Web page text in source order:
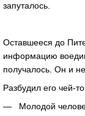
запуталось.
Оставшееся до
информацию
получалось. Он и
Разбудил его чей-
— Молодой